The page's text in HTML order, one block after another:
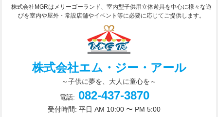
株式会社MGRはメリーゴーランド、室内型子供用立体遊具を中心に様々な遊
びを室内や屋外・常設店舗やイベント等に必要に応じてご提供します。
株式会社エム・ジー・アール
～子供に夢を、大人に童心を～
電話: 082-437-3870
受付時間: 平日 AM 10:00 〜 PM 5:00